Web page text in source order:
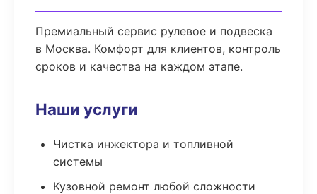
Премиальный сервис рулевое и подвеска
в Москва. Комфорт для клиентов, контроль
сроков и качества на каждом этапе.
Наши услуги
Чистка инжектора и топливной
системы
Кузовной ремонт любой сложности